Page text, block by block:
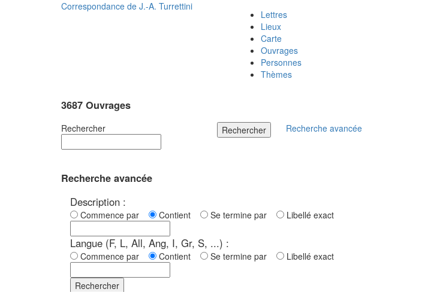
Correspondance de J.-A. Turrettini
Lettres
Lieux
Carte
Ouvrages
Personnes
Thèmes
3687 Ouvrages
Rechercher Rechercher Recherche avancée
Recherche avancée
Description :
Commence par Contient Se termine par Libellé exact
Langue (F, L, All, Ang, I, Gr, S, ...) :
Commence par Contient Se termine par Libellé exact
Rechercher